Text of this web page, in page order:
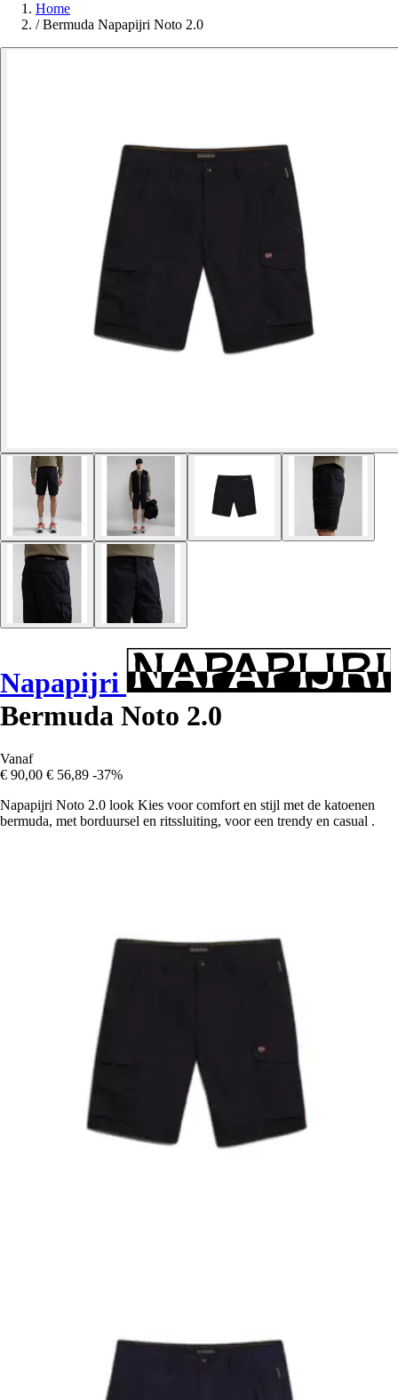
Home
/ Bermuda Napapijri Noto 2.0
Napapijri
Bermuda Noto 2.0
Vanaf
€ 90,00 € 56,89 -37%
Napapijri Noto 2.0 look Kies voor comfort en stijl met de katoenen
bermuda, met borduursel en ritssluiting, voor een trendy en casual .